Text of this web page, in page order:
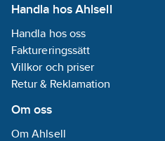
Handla hos Ahlsell
Handla hos oss
Faktureringssätt
Villkor och priser
Retur & Reklamation
Om oss
Om Ahlsell